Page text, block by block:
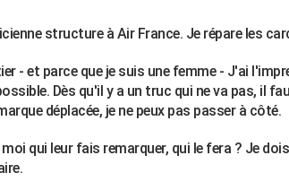
structure à Air France. Je répare les
- et parce que je suis une femme - J'ai
Dès qu'il y a un truc qui ne va pas, il
déplacée, je ne peux pas passer à côté.
qui leur fais remarquer, qui le fera ? Je